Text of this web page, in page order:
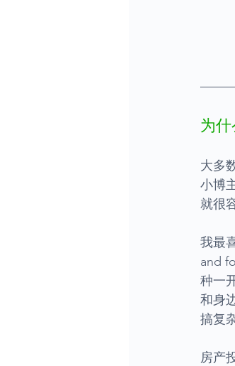
为
大多
小博
就很
我最
and
种一
和身
搞复
房产